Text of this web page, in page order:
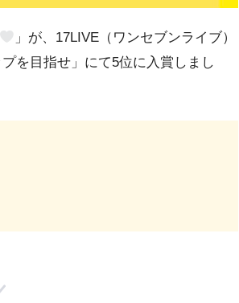
」が、17LIVE（ワンセブンライブ）
を目指せ」にて5位に入賞しまし